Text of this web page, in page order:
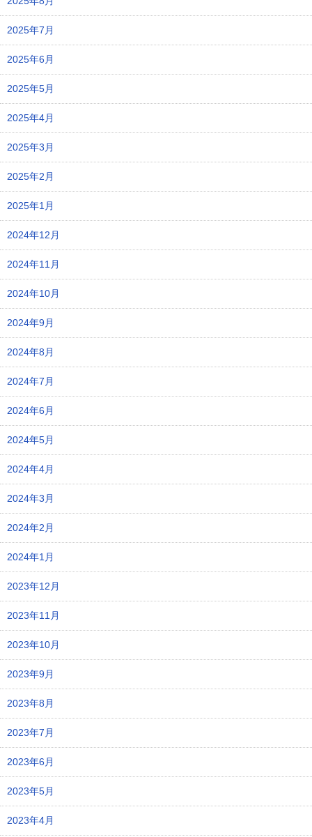
2025年7月
2025年6月
2025年5月
2025年4月
2025年3月
2025年2月
2025年1月
2024年12月
2024年11月
2024年10月
2024年9月
2024年8月
2024年7月
2024年6月
2024年5月
2024年4月
2024年3月
2024年2月
2024年1月
2023年12月
2023年11月
2023年10月
2023年9月
2023年8月
2023年7月
2023年6月
2023年5月
2023年4月